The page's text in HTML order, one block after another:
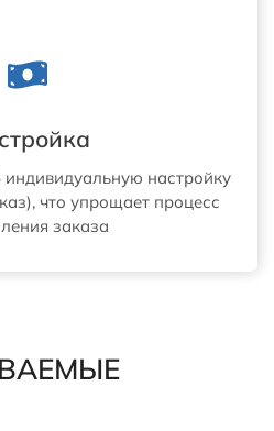
настройку
что упрощает процесс
заказа